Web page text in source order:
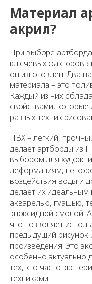
Материал
акрил?
При выборе
ключевых факторов
он изготовлен. Два
материала – это
Каждый из них
свойствами,
разных техник
ПВХ – легкий,
делает артборды из
выбором для
деформациям, не
воздействия воды и
делает их
акварелью, гуашью,
эпоксидной смолой.
что позволяет
предыдущий рисунок
произведения. Это
особенно актуально
тех, кто часто
техниками.